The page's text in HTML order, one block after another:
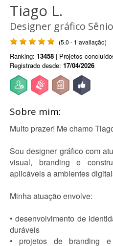
Tiago L.
Designer gráfico
(5.0 - 1 avaliação)
Ranking: 13458 | Projetos
Registrado desde: 17/04/2026
Sobre mim:
Muito prazer! Me chamo
Sou designer gráfico com
visual, branding e
aplicáveis a ambientes
Minha atuação envolve:
• desenvolvimento de
duráveis
• projetos de branding